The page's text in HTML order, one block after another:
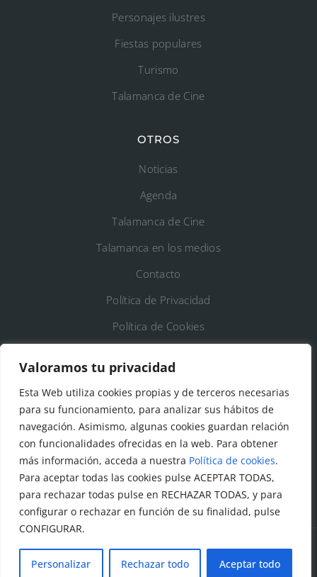
Valoramos tu privacidad
Esta Web utiliza cookies propias y de terceros necesarias
para su funcionamiento, para analizar sus hábitos de
navegación. Asimismo, algunas cookies guardan relación
con funcionalidades ofrecidas en la web. Para obtener
más información, acceda a nuestra Política de cookies.
Para aceptar todas las cookies pulse ACEPTAR TODAS,
para rechazar todas pulse en RECHAZAR TODAS, y para
configurar o rechazar en función de su finalidad, pulse
CONFIGURAR.
Personalizar Rechazar todo Aceptar todo
Personajes ilustres
Fiestas populares
Turismo
Talamanca de Cine
OTROS
Noticias
Agenda
Talamanca de Cine
Talamanca en los medios
Contacto
Política de Privacidad
Política de Cookies
DATOS DE CONTACTO
Ayto. de Talamanca de Jarama
C/Fuente del Arca, 19 28160 Talamanca de
Jarama (Madrid)
© Todos los derechos reservados. Ayuntamiento Talamanca